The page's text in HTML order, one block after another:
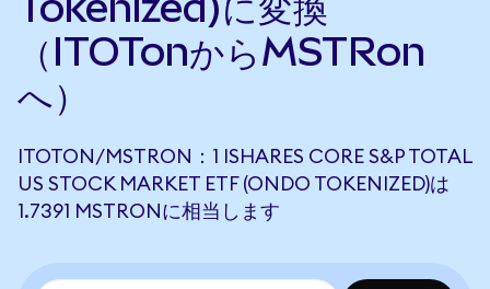
（ITOTonからMSTRon
へ）
ITOTON/MSTRON：1 ISHARES CORE S&P TOTAL
US STOCK MARKET ETF (ONDO TOKENIZED)は
1.7391 MSTRONに相当します